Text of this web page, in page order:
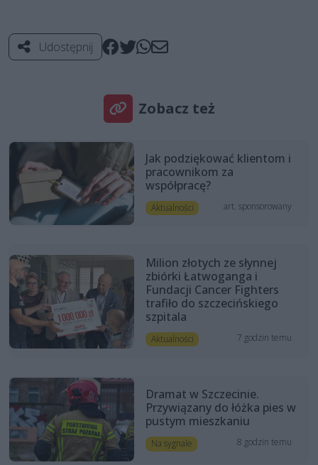
Udostępnij
Zobacz też
Jak podziękować klientom i
pracownikom za
współpracę?
Aktualności art. sponsorowany
Milion złotych ze słynnej
zbiórki Łatwoganga i
Fundacji Cancer Fighters
trafiło do szczecińskiego
szpitala
Aktualności 7 godzin temu
Dramat w Szczecinie.
Przywiązany do łóżka pies w
pustym mieszkaniu
Na sygnale 8 godzin temu